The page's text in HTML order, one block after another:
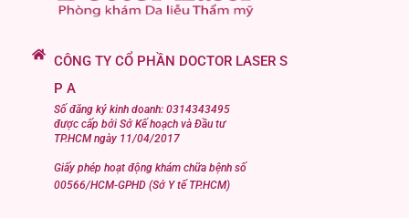
CÔNG TY CỔ PHẦN DOCTOR LASER S
P A
Số đăng ký kinh doanh: 0314343495
được cấp bởi Sở Kế hoạch và Đầu tư
TP.HCM ngày 11/04/2017
Giấy phép hoạt động khám chữa bệnh số
00566/HCM-GPHD (Sở Y tế TP.HCM)